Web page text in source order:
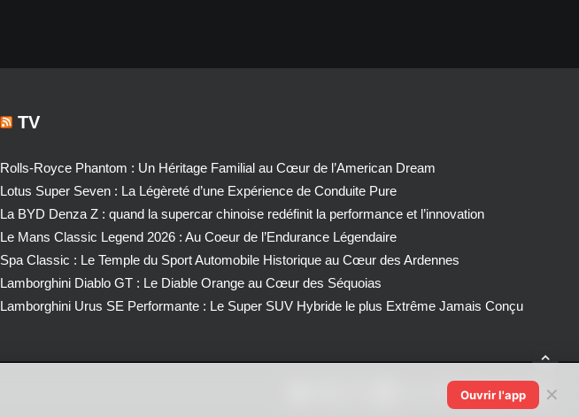
TV
Rolls-Royce Phantom : Un Héritage Familial au Cœur de l’American Dream
Lotus Super Seven : La Légèreté d’une Expérience de Conduite Pure
La BYD Denza Z : quand la supercar chinoise redéfinit la performance et l’innovation
Le Mans Classic Legend 2026 : Au Coeur de l’Endurance Légendaire
Spa Classic : Le Temple du Sport Automobile Historique au Cœur des Ardennes
Lamborghini Diablo GT : Le Diable Orange au Cœur des Séquoias
Lamborghini Urus SE Performante : Le Super SUV Hybride le plus Extrême Jamais Conçu
Ouvrir l'app ✕